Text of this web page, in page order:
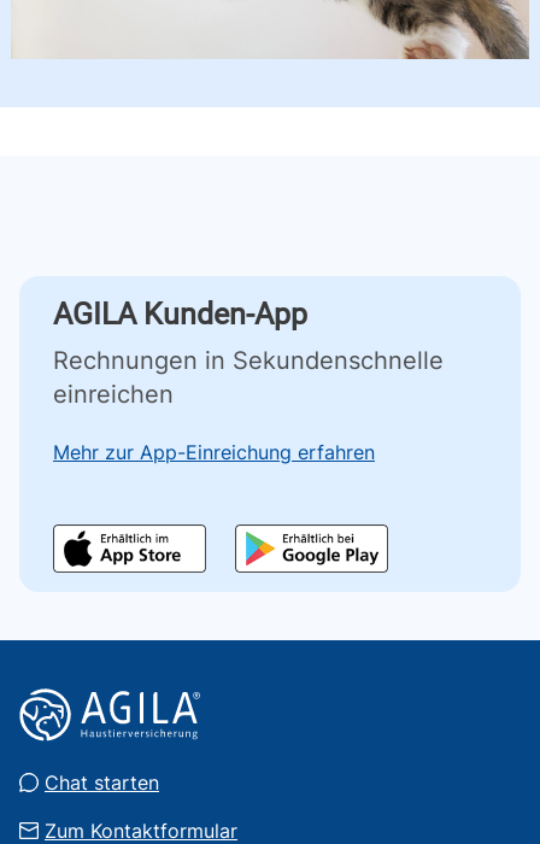
AGILA Kunden-App
Rechnungen in Sekundenschnelle
einreichen
Mehr zur App-Einreichung erfahren